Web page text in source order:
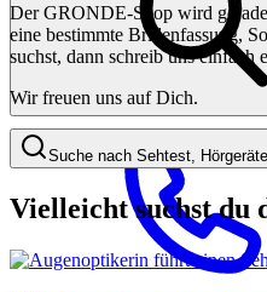
Der GRONDE-Shop wird
eine bestimmte Brillenfassung,
suchst, dann schreib uns einfach
Wir freuen uns auf Dich.
Suche nach Sehtest,
Vielleicht suchst du